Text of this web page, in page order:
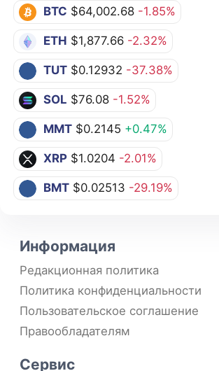
BTC $64,002.68 -1.85%
ETH $1,877.66 -2.32%
TUT $0.12932 -37.38%
SOL $76.08 -1.52%
MMT $0.2145 +0.47%
XRP $1.0204 -2.01%
BMT $0.02513 -29.19%
Информация
Редакционная политика
Политика конфиденциальности
Пользовательское соглашение
Правообладателям
Сервис